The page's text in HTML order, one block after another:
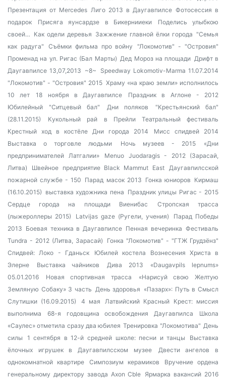
Презентация от Mercedes Лиго 2013 в Даугавпилсе Фотосессия в
подарок
Присяга яунсардзе в Бикернииеки
Поделись улыбкою
своей… Как одели деревья Зажжение главной ёлки города "Семья
как радуга"
Съёмки фильма про войну
"Локомотив" - "Островия"
Променад на ул. Ригас (Бал Марты) Дед Мороз на площади Дрифт в
Даугавпилсе 13,07,2013 ~8~
Speedway Lokomotiv-Marma 11.07.2014
"Локомотив" - "Островия" 2015 Храму «на краю земли» исполнилось
10 лет
18 ноября в Даугавпилсе
Праздник в Аглоне - 2012
Юбилейный "Ситцевый бал"
Дни поляков
"Крестьянский бал"
(28.11.2015)
Кукольный рай в Прейли Театральный фестиваль
Крестный ход в костёле Дни города 2014
Мисс спидвей 2014
Выставка о торговле людьми
Ночь музеев - 2015
«Дни
предпринимателей Латгалии»
Menuo Juodaragis - 2012 (Зарасай,
Литва)
Швейное предприятие Black Mammut East
Даугавпилсской
пожарной службе - 150 Парад масок 2013 Гонка юниоров Кирмаш
(16.10.2015) выставка художника пена Праздник улицы Ригас - 2015
Сердце города на площади Виенибас
Стропская трасса
(лыжероллеры 2015)
Latvijas gaze (Ругели, учения)
Парад Победы
2013 Боевая техника в Даугавпилсе Пенная вечеринка Фестиваль
Tundra - 2012 (Литва, Зарасай)
Гонка "Локомотив" - "ГТЖ Грудзёнз"
Спидвей: Локо - Гданьск
Юбилей костела Вознесения Христа в
Элерне
Выставка чайников Дива 2013
«Daugavpils lepnums»
05.01.2016
Новая спортивная трасса
«Нарисуй свою Желтую
Земляную Собаку» 3 часть День здоровья «Пазарх»: Путь в Смысл
Слутишки (16.09.2015)
4 мая
Латвийский Красный Крест: миссия
выполнима
68-я годовщина освобождения Даугавпилса
Школа
«Саулес» отметила сразу два юбилея Тренировка "Локомотива" День
силы
1 сентября в 12-й средней школе: песни и танцы
Выставка
ёлочных игрушек в Даугавпилсском музее
Двести ангелов в
однокомнатной квартире
Симпозиум керамиков
Вручение ордена
генеральному директору завода Axon Cble Ярмарка вакансий 2016